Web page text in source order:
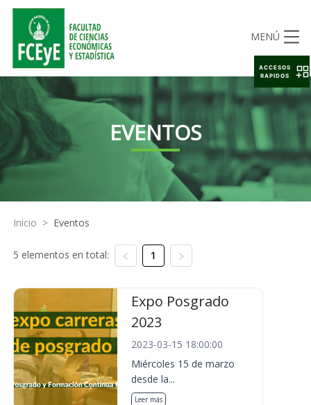
MENÚ
EVENTOS
Inicio > Eventos
5 elementos en total: 1
Expo Posgrado
2023
2023-03-15 18:00:00
Miércoles 15 de marzo
desde la...
Leer más
ACCESOS
RAPIDOS